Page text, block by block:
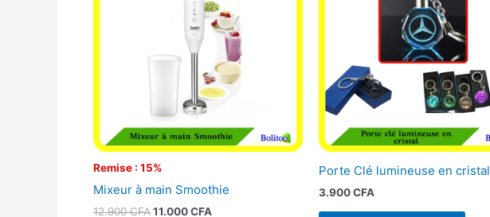
Remise : 15%
Mixeur à main Smoothie
12.900CFA
12.900 CFA.
11.000CFA
11.000 CFA.
Porte Clé lumineuse en cristal
3.900CFA